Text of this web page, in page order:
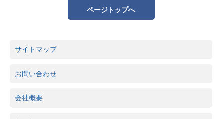
ページトップへ
サイトマップ
お問い合わせ
会社概要